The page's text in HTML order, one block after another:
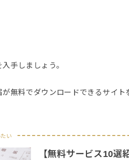
手しましょう。
無料でダウンロードできるサイト
い
【無料サービス10選